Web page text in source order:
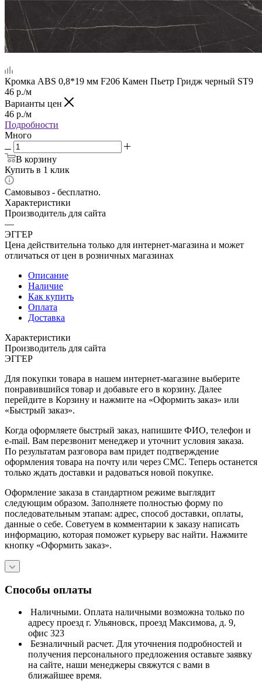
Кромка ABS 0,8*19 мм F206 Камен Пьетр Гридж черный ST9
46 р./м
Варианты цен
46 р./м
Подробности
Много
В корзину
Купить в 1 клик
Самовывоз - бесплатно.
Характеристики
Производитель для сайта
—
ЭГГЕР
Цена действительна только для интернет-магазина и может
отличаться от цен в розничных магазинах
Описание
Наличие
Как купить
Оплата
Доставка
Характеристики
Производитель для сайта
ЭГГЕР
Для покупки товара в нашем интернет-магазине выберите
понравившийся товар и добавьте его в корзину. Далее
перейдите в Корзину и нажмите на «Оформить заказ» или
«Быстрый заказ».
Когда оформляете быстрый заказ, напишите ФИО, телефон и
e-mail. Вам перезвонит менеджер и уточнит условия заказа.
По результатам разговора вам придет подтверждение
оформления товара на почту или через СМС. Теперь останется
только ждать доставки и радоваться новой покупке.
Оформление заказа в стандартном режиме выглядит
следующим образом. Заполняете полностью форму по
последовательным этапам: адрес, способ доставки, оплаты,
данные о себе. Советуем в комментарии к заказу написать
информацию, которая поможет курьеру вас найти. Нажмите
кнопку «Оформить заказ».
Способы оплаты
Наличными. Оплата наличными возможна только по
адресу проезд г. Ульяновск, проезд Максимова, д. 9,
офис 323
Безналичный расчет. Для уточнения подробностей и
получения персонального предложения оставьте заявку
на сайте, наши менеджеры свяжутся с вами в
ближайшее время.